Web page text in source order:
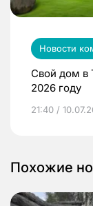
Новости
Свой дом в
2026 году
21:40 /
Похожие